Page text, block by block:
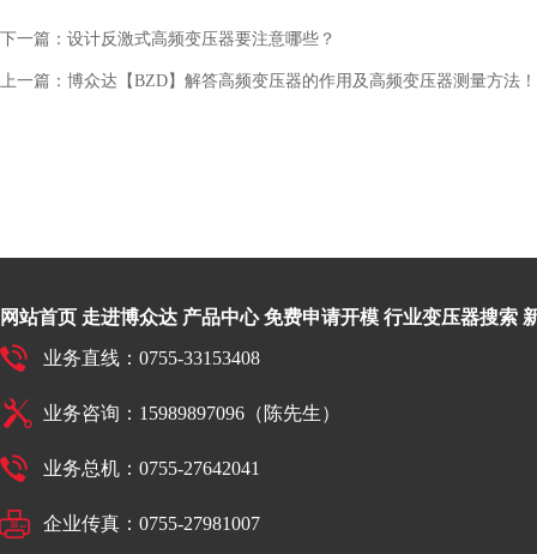
下一篇： 设计反激式高频变压器要注意哪些？
上一篇： 博众达【BZD】解答高频变压器的作用及高频变压器测量方法！
网站首页 走进博众达 产品中心 免费申请开模 行业变压器搜索
业务直线：0755-33153408
业务咨询：15989897096（陈先生）
业务总机：0755-27642041
企业传真：0755-27981007